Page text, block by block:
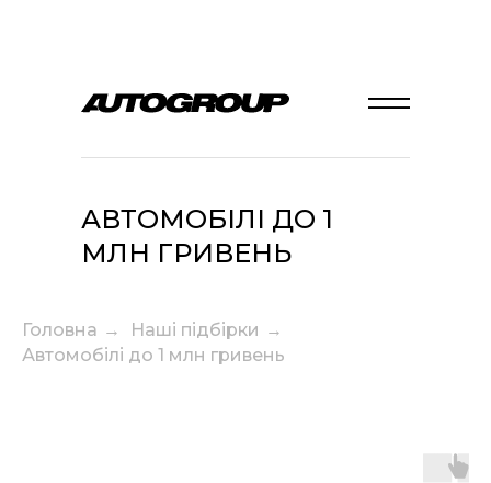
АВТОМОБІЛІ ДО 1
МЛН ГРИВЕНЬ
Головна → Наші підбірки →
Автомобілі до 1 млн гривень